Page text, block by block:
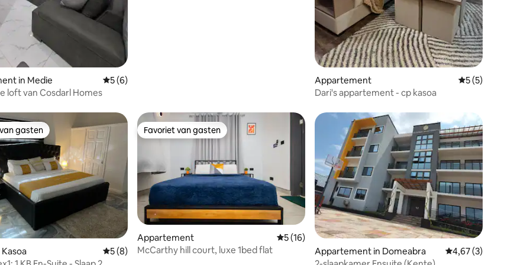
in Medie Gemiddelde beoordeling van 5 uit 5, 6 recensies
5 (6)
loft van Cosdarl Homes
Appartement Gemiddelde
5 (5)
Dari's appartement - cp kasoa
van 5 uit 5, 27 recensies
gasten
gasten
Gemiddelde beoordeling van 5 uit 5, 8 recensies
5 (8)
Favoriet van gasten
Favoriet van gasten
Appartement Gemiddelde beoordeling van 5 uit 5, 16 recensies
5 (16)
McCarthy hill court, luxe 1bed flat
Appartement in Domeabra Gemiddelde
4,67 (3)